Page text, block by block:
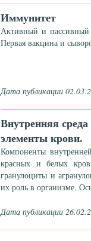
Иммунитет
Активный и
Первая вакцина и
Дата публикации
Внутренняя
элементы крови.
Компоненты
красных и белых
гранулоциты и
их роль в организме.
Дата публикации